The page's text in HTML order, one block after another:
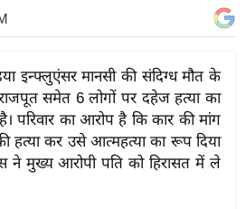
इन्फ्लुएंसर मानसी की संदिग्ध मौत के
समेत 6 लोगों पर दहेज हत्या का
परिवार का आरोप है कि कार की मांग
हत्या कर उसे आत्महत्या का रूप दिया
ने मुख्य आरोपी पति को हिरासत में ले